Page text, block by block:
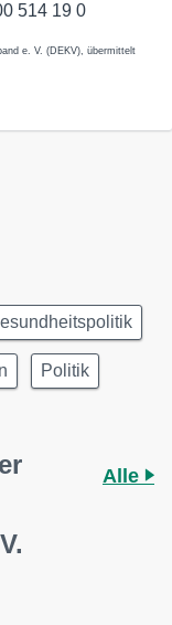
514 19 0
e. V. (DEKV), übermittelt
Politik
Alle